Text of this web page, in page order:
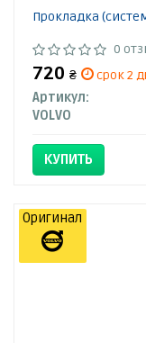
Прокладка
0
720 ₴
срок 2
Артикул:
VOLVO
КУПИТЬ
Оригинал